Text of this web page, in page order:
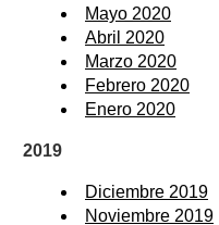
Mayo 2020
Abril 2020
Marzo 2020
Febrero 2020
Enero 2020
2019
Diciembre 2019
Noviembre 2019